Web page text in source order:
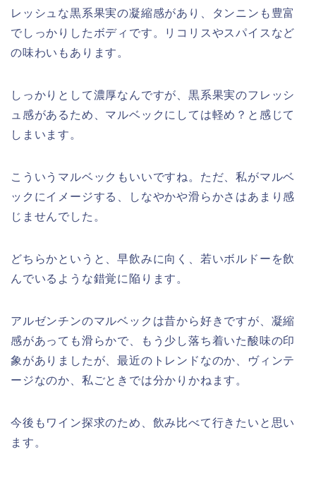
レッシュな黒系果実の凝縮感があり、タンニンも豊富
でしっかりしたボディです。リコリスやスパイスなど
の味わいもあります。
しっかりとして濃厚なんですが、黒系果実のフレッシ
ュ感があるため、マルベックにしては軽め？と感じて
しまいます。
こういうマルベックもいいですね。ただ、私がマルベ
ックにイメージする、しなやかや滑らかさはあまり感
じませんでした。
どちらかというと、早飲みに向く、若いボルドーを飲
んでいるような錯覚に陥ります。
アルゼンチンのマルベックは昔から好きですが、凝縮
感があっても滑らかで、もう少し落ち着いた酸味の印
象がありましたが、最近のトレンドなのか、ヴィンテ
ージなのか、私ごときでは分かりかねます。
今後もワイン探求のため、飲み比べて行きたいと思い
ます。